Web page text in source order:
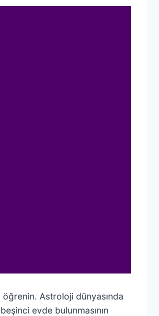
Astroloji dünyasında
evde bulunmasının